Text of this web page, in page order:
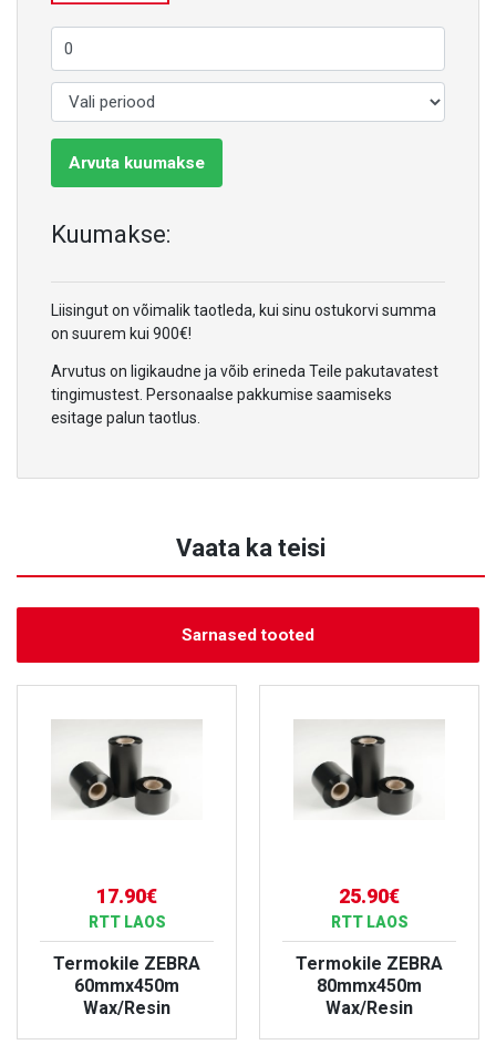
Arvuta kuumakse
Kuumakse:
Liisingut on võimalik taotleda, kui sinu ostukorvi summa
on suurem kui 900€!
Arvutus on ligikaudne ja võib erineda Teile pakutavatest
tingimustest. Personaalse pakkumise saamiseks
esitage palun taotlus.
Vaata ka teisi
Sarnased tooted
17.90€
RTT LAOS
Termokile ZEBRA
60mmx450m
Wax/Resin
25.90€
RTT LAOS
Termokile ZEBRA
80mmx450m
Wax/Resin